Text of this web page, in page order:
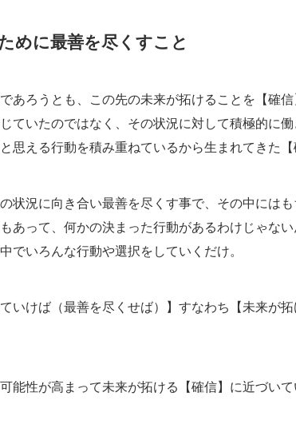
めに最善を尽くすこと
あろうとも、この先の未来が拓けることを【確信
ていたのではなく、その状況に対して積極的に働
思える行動を積み重ねているから生まれてきた【
状況に向き合い最善を尽くす事で、その中には
あって、何かの決まった行動があるわけじゃない
でいろんな行動や選択をしていくだけ。
いけば（最善を尽くせば）】すなわち【未来が
能性が高まって未来が拓ける【確信】に近づいて